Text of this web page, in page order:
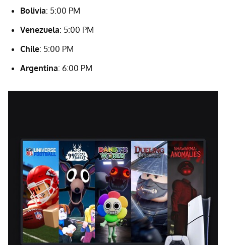
Bolivia: 5:00 PM
Venezuela: 5:00 PM
Chile: 5:00 PM
Argentina: 6:00 PM